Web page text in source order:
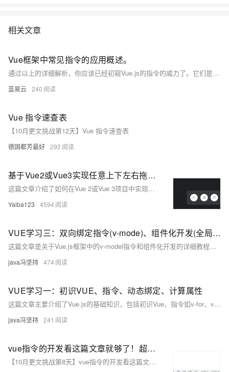
相关文章
Vue框架中常见指令的应用概述。
通过以上的详细解析，你应该已经初窥Vue.js的指令的威力了。它们是Vue声明式编程模型的核心之一，无论是构建简单的静态网站还是复杂的单页面应用，你都会经常用到。记住，尽管Vue提供了大量预定义的指令，你还可以创建自定义指令以满足特定的需求。为你的Vue应用程序加上这些功能增强器，让编码变得更轻松、更愉快吧！
蓝易云 240
Vue 指令速查表
【10月更文挑战第12天】Vue 指令速查表
德国都芳最好 292
基于Vue2或Vue3实现任意上下左右拖拽悬浮的元素，且配置为自定义的全局指令
这篇文章介绍了如何在Vue 2或Vue 3项目中实现一个自定义的全局指令`v-dragSwitch`，用于创建可以任意方向拖拽并悬浮的元素，同时包含边界处理的逻辑。
Yaiba123 4594
VUE学习三：双向绑定指令(v-mode)、组件化开发(全局组件/局部组卷/组件通信)、组件化高级(slot插槽使用)
这篇文章是关于Vue.js框架中的v-model指令和组件化开发的详细教程，涵盖了从基础使用到高级功能的多个方面。
java冯坚持 474
VUE学习一：初识VUE、指令、动态绑定、计算属性
这篇文章主要介绍了Vue.js的基础知识，包括初识Vue、指令如v-for、v-on的使用、动态属性绑定（v-bind）、计算属性等概念与实践示例。
java冯坚持 241
vue指令的开发看这篇文章就够了！超详细，赶快收藏！
【10月更文挑战第8天】vue指令的开发看这篇文章就够了！超详细，赶快收藏！